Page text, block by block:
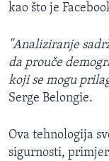
kao što je
''Analiziranje
da prouče
koji se mogu
Serge Belongie.
Ova tehnologija
sigurnosti,